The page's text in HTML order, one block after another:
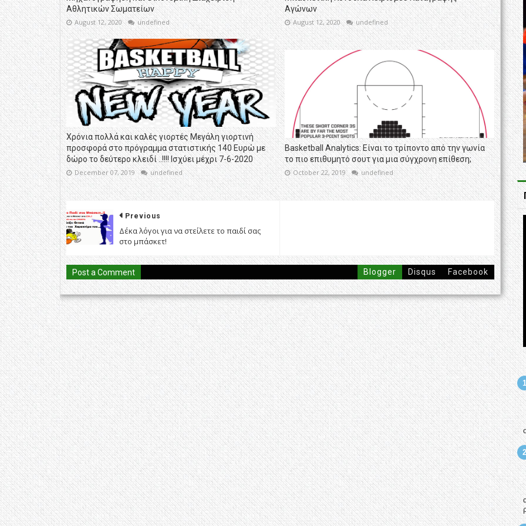
Αθλητικών Σωματείων
August 12, 2020 undefined
Αγώνων
August 12, 2020 undefined
Χρόνια πολλά και καλές γιορτές Μεγάλη γιορτινή
προσφορά στο πρόγραμμα στατιστικής 140 Ευρώ με
δώρο το δεύτερο κλειδί ..!!!! Ισχύει μέχρι 7-6-2020
December 07, 2019 undefined
Basketball Analytics: Είναι το τρίποντο από την γωνία
το πιο επιθυμητό σουτ για μια σύγχρονη επίθεση;
October 22, 2019 undefined
Previous
Δέκα λόγοι για να στείλετε το παιδί σας
στο μπάσκετ!
Post a Comment Blogger Disqus Facebook